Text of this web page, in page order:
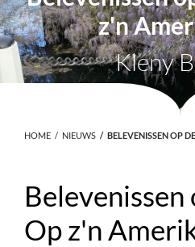
z'n
Kleny
HOME NIEUWS BELEVENISSEN OP
Belevenissen
Op z'n